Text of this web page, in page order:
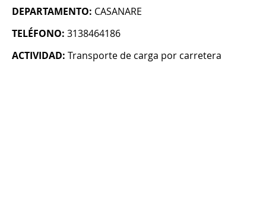
DEPARTAMENTO: CASANARE
TELÉFONO: 3138464186
ACTIVIDAD: Transporte de carga por carretera